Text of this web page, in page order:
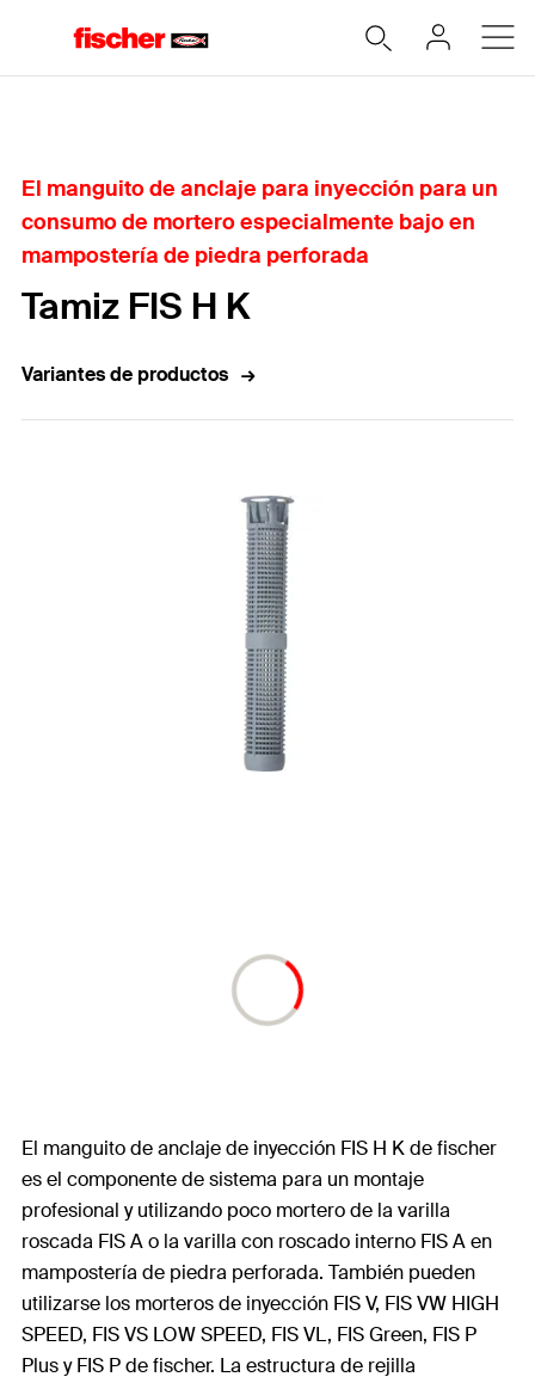
El manguito de anclaje para inyección para un
consumo de mortero especialmente bajo en
mampostería de piedra perforada
Tamiz FIS H K
Variantes de productos
El manguito de anclaje de inyección FIS H K de fischer
es el componente de sistema para un montaje
profesional y utilizando poco mortero de la varilla
roscada FIS A o la varilla con roscado interno FIS A en
mampostería de piedra perforada. También pueden
utilizarse los morteros de inyección FIS V, FIS VW HIGH
SPEED, FIS VS LOW SPEED, FIS VL, FIS Green, FIS P
Plus y FIS P de fischer. La estructura de rejilla